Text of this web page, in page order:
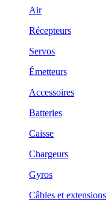
Air
Récepteurs
Servos
Émetteurs
Accessoires
Batteries
Caisse
Chargeurs
Gyros
Câbles et extensions